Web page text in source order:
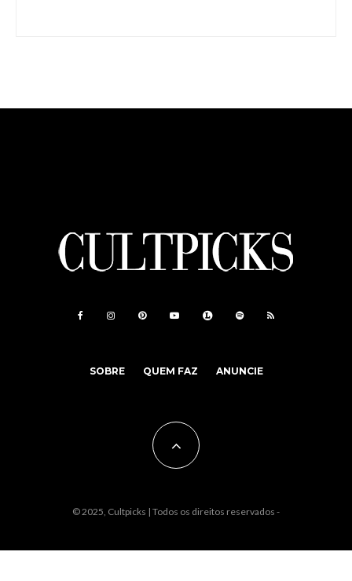
SOBRE QUEM FAZ ANUNCIE
© 2025, Cultpicks | Todos os direitos reservados -